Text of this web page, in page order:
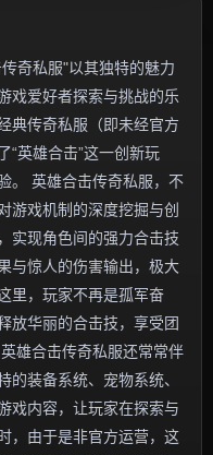
奇私服"以其独特的魅力
戏爱好者探索与挑战的乐
典传奇私服（即未经官方
“英雄合击”这一创新玩
。 英雄合击传奇私服，不
游戏机制的深度挖掘与创
实现角色间的强力合击技
与惊人的伤害输出，极大
里，玩家不再是孤军奋
放华丽的合击技，享受团
雄合击传奇私服还常常伴
的装备系统、宠物系统、
戏内容，让玩家在探索与
，由于是非官方运营，这